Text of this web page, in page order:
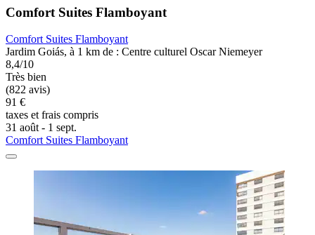
Comfort Suites Flamboyant
Comfort Suites Flamboyant
Jardim Goiás, à 1 km de : Centre culturel Oscar Niemeyer
8,4/10
Très bien
(822 avis)
91 €
taxes et frais compris
31 août - 1 sept.
Comfort Suites Flamboyant